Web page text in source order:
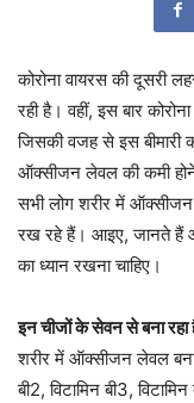
कोरोना वायरस की दूसरी
रही है। वहीं, इस बार
जिसकी वजह से इस बीमारी
ऑक्सीजन लेवल की कमी
सभी लोग शरीर में
रख रहे हैं। आइए, जानते हैं
का ध्यान रखना चाहिए।
इन चीजों के सेवन से बना
शरीर में ऑक्सीजन लेवल
बी2, विटामिन बी3,